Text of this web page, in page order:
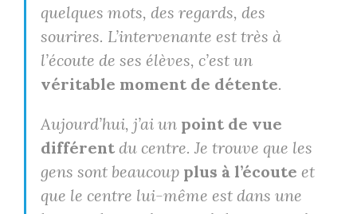
quelques mots, des regards, des
sourires. L’intervenante est très à
l’écoute de ses élèves, c’est un
véritable moment de détente.
Aujourd’hui, j’ai un point de vue
différent du centre. Je trouve que les
gens sont beaucoup plus à l’écoute et
que le centre lui-même est dans une